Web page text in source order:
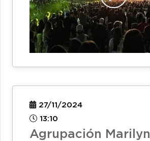
27/11/2024
13:10
Agrupación Marilyn